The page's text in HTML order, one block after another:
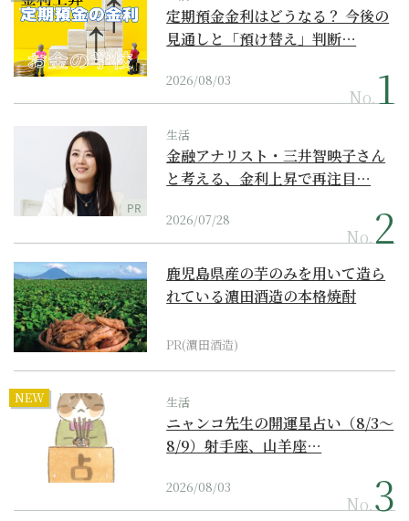
定期預金金利はどうなる？ 今後の
見通しと「預け替え」判断…
2026/08/03
No.
PR
生活
金融アナリスト・三井智映子さん
と考える、金利上昇で再注目…
2026/07/28
No.
鹿児島県産の芋のみを用いて造ら
れている濵田酒造の本格焼酎
PR(濵田酒造)
NEW 生活
ニャンコ先生の開運星占い（8/3～
8/9）射手座、山羊座…
2026/08/03
No.